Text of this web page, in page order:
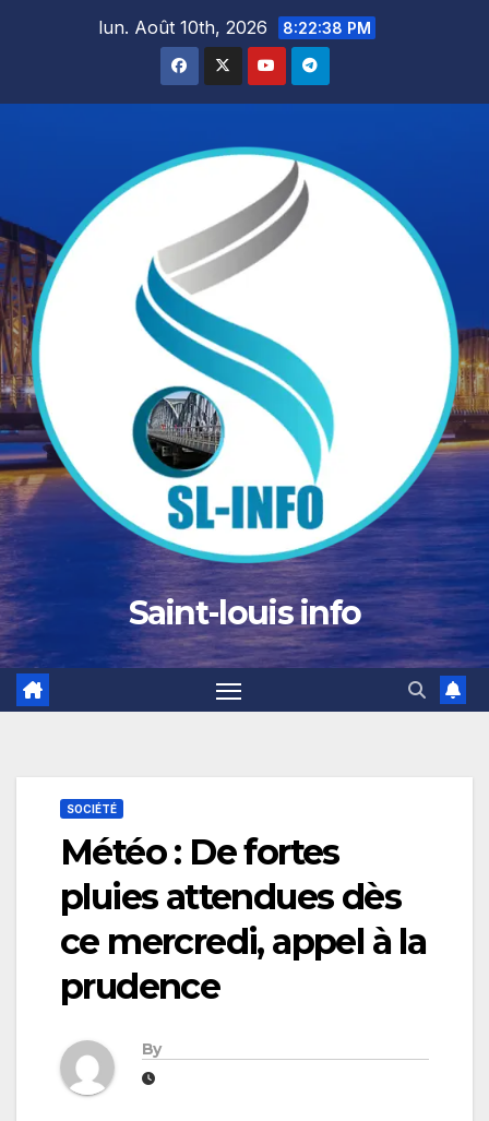
lun. Août 10th, 2026 8:22:40 PM
Saint-louis info
SOCIÉTÉ
Météo : De fortes
pluies attendues dès
ce mercredi, appel à la
prudence
By